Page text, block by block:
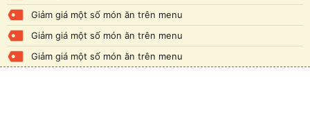
Giảm giá một số món ăn trên menu
Giảm giá một số món ăn trên menu
Giảm giá một số món ăn trên menu